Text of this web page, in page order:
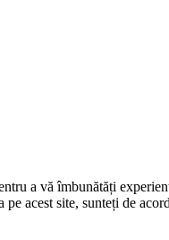
a vă îmbunătăți
pe acest site, sunteți de